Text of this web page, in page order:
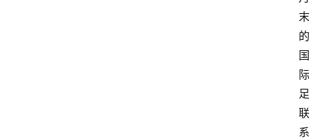
末
的
国
际
足
联
系